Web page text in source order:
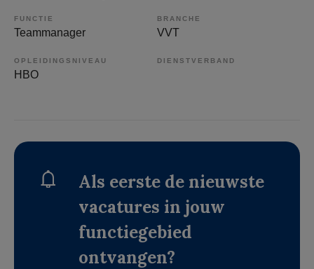
FUNCTIE
Teammanager
BRANCHE
VVT
OPLEIDINGSNIVEAU
HBO
DIENSTVERBAND
Als eerste de nieuwste
vacatures in jouw
functiegebied
ontvangen?